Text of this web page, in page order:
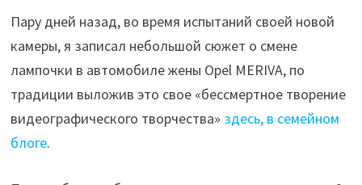
Пару дней назад, во время испытаний своей новой
камеры, я записал небольшой сюжет о смене
лампочки в автомобиле жены Opel MERIVA, по
традиции выложив это свое «бессмертное творение
видеографического творчества» здесь, в семейном
блоге.